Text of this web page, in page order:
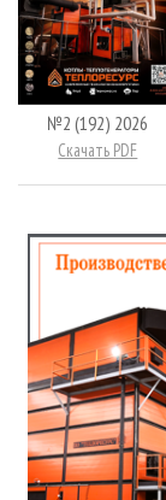
№2 (192) 2026
Скачать PDF